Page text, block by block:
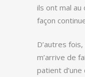
ils ont mal au
façon
D’autres
m’arrive de
patient d’une